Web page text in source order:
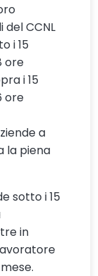
del CCNL
i 15
ore
i 15
ore
a
la piena
sotto i 15
in